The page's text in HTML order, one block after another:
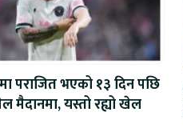
पराजित भएको १३ दिन पछि
मैदानमा, यस्तो रह्यो खेल